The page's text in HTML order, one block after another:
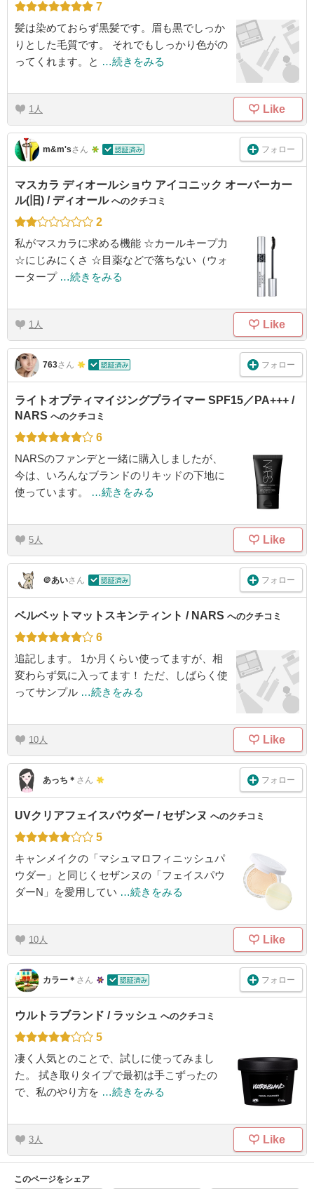
7
髪は染めておらず黒髪です。眉も黒でしっか
りとした毛質です。 それでもしっかり色がの
ってくれます。と …続きをみる
1 Like
m&m'sさん フォロー
マスカラ ディオールショウ アイコニック オーバーカー
ル(旧) / ディオール へのクチコミ
2
私がマスカラに求める機能 ☆カールキープ力
☆にじみにくさ ☆目薬などで落ちない（ウォ
ータープ …続きをみる
1 Like
763さん フォロー
ライトオプティマイジングプライマー SPF15／PA+++ /
NARS へのクチコミ
6
NARSのファンデと一緒に購入しましたが、
今は、いろんなブランドのリキッドの下地に
使っています。
…続きをみる
5 Like
＠あいさん フォロー
ベルベットマットスキンティント / NARS へのクチコミ
6
追記します。 1か月くらい使ってますが、相
変わらず気に入ってます！ ただ、しばらく使
ってサンプル …続きをみる
10 Like
あっち＊ さん フォロー
UVクリアフェイスパウダー / セザンヌ へのクチコミ
5
キャンメイクの「マシュマロフィニッシュパ
ウダー」と同じくセザンヌの「フェイスパウ
ダーN」を愛用してい …続きをみる
10 Like
カラー＊ さん フォロー
ウルトラブランド / ラッシュ へのクチコミ
5
凄く人気とのことで、試しに使ってみまし
た。 拭き取りタイプで最初は手こずったの
で、私のやり方を …続きをみる
3 Like
このページをシェア